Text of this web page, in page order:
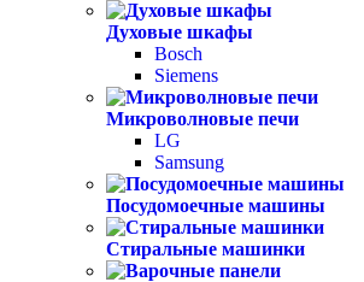
Духовые шкафы
Bosch
Siemens
Микроволновые печи
LG
Samsung
Посудомоечные машины
Стиральные машинки